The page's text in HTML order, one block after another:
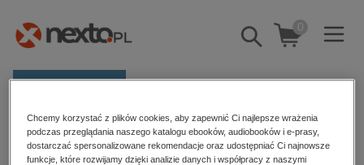
Pokaż/schowaj
wyszukiwarkę
0
Kategorie
Zobacz wszystkie E-prasa
Strona główna Marcin Witan
Chcemy korzystać z plików cookies, aby zapewnić Ci najlepsze wrażenia
podczas przeglądania naszego katalogu ebooków, audiobooków i e-prasy,
dostarczać spersonalizowane rekomendacje oraz udostępniać Ci najnowsze
funkcje, które rozwijamy dzięki analizie danych i współpracy z naszymi